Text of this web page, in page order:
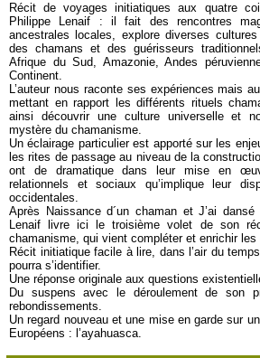
Récit de voyages initiatiques aux quatre
Philippe Lenaif : il fait des rencontres
ancestrales locales, explore diverses
des chamans et des guérisseurs
Afrique du Sud, Amazonie, Andes
Continent.
L’auteur nous raconte ses expériences mais
mettant en rapport les différents rituels
ainsi découvrir une culture universelle et
mystère du chamanisme.
Un éclairage particulier est apporté sur les
les rites de passage au niveau de la
ont de dramatique dans leur mise en
relationnels et sociaux qu’implique leur
occidentales.
Après Naissance d´un chaman et J’ai
Lenaif livre ici le troisième volet de son
chamanisme, qui vient compléter et enrichir les
Récit initiatique facile à lire, dans l’air du
pourra s’identifier.
Une réponse originale aux questions
Du suspens avec le déroulement de son
rebondissements.
Un regard nouveau et une mise en garde sur
Européens : l’ayahuasca.